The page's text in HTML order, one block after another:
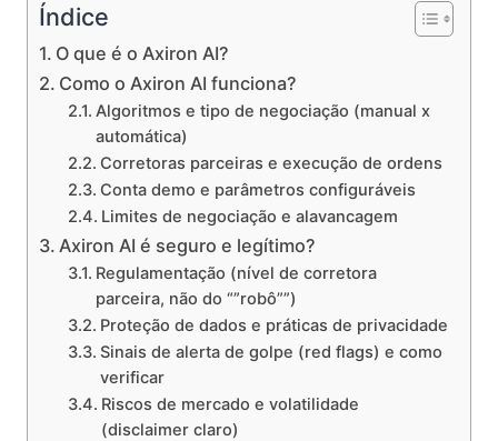
Índice
O que é o Axiron AI?
Como o Axiron AI funciona?
Algoritmos e tipo de negociação (manual x
automática)
Corretoras parceiras e execução de ordens
Conta demo e parâmetros configuráveis
Limites de negociação e alavancagem
Axiron AI é seguro e legítimo?
Regulamentação (nível de corretora
parceira, não do “”robô””)
Proteção de dados e práticas de privacidade
Sinais de alerta de golpe (red flags) e como
verificar
Riscos de mercado e volatilidade
(disclaimer claro)